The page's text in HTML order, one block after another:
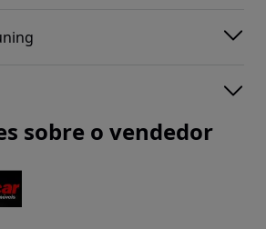
sobre o vendedor